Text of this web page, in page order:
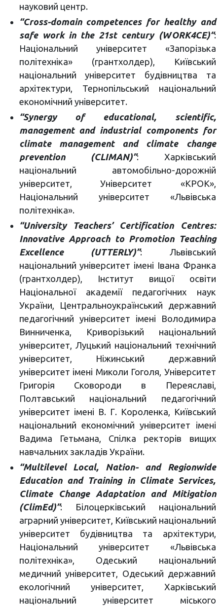
науковий центр.
“Cross-domain competences for healthy and
safe work in the 21st century (WORK4CE)“:
Національний університет «Запорізька
політехніка» (грантхолдер), Київський
національний університет будівництва та
архітектури, Тернопільський національний
економічний університет.
“Synergy of educational, scientific,
management and industrial components for
climate management and climate change
prevention (CLIMAN)”: Харківський
національний автомобільно-дорожній
університет, Університет «КРОК»,
Національний університет «Львівська
політехніка».
“University Teachers’ Certification Centres:
Innovative Approach to Promotion Teaching
Excellence (UTTERLY)”: Львівський
національний університет імені Івана Франка
(грантхолдер), Інститут вищої освіти
Національної академії педагогічних наук
України, Центральноукраїнський державний
педагогічний університет імені Володимира
Винниченка, Криворізький національний
університет, Луцький національний технічний
університет, Ніжинський державний
університет імені Миколи Гоголя, Університет
Григорія Сковороди в Переяславі,
Полтавський національний педагогічний
університет імені В. Г. Короленка, Київський
національний економічний університет імені
Вадима Гетьмана, Спілка ректорів вищих
навчальних закладів України.
“Multilevel Local, Nation- and Regionwide
Education and Training in Climate Services,
Climate Change Adaptation and Mitigation
(ClimEd)”: Білоцерківський національний
аграрний університет, Київський національний
університет будівництва та архітектури,
Національний університет «Львівська
політехніка», Одеський національний
медичний університет, Одеський державний
екологічний університет, Харківський
національний університет міського